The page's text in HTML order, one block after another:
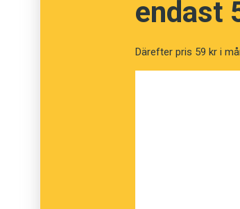
endast
Därefter pris 59 kr i